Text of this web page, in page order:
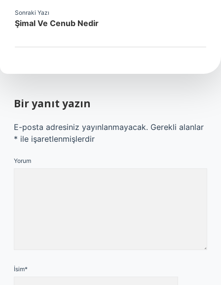
Sonraki Yazı
Şimal Ve Cenub Nedir
Bir yanıt yazın
E-posta adresiniz yayınlanmayacak. Gerekli alanlar
* ile işaretlenmişlerdir
Yorum
İsim*